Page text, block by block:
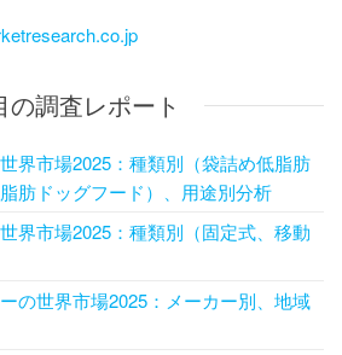
の調査レポート
界市場2025：種類別（袋詰め低脂肪
肪ドッグフード）、用途別分析
界市場2025：種類別（固定式、移動
の世界市場2025：メーカー別、地域